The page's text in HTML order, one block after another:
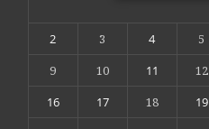
2
3 4 5
9
10 11 12
16
17 18 19